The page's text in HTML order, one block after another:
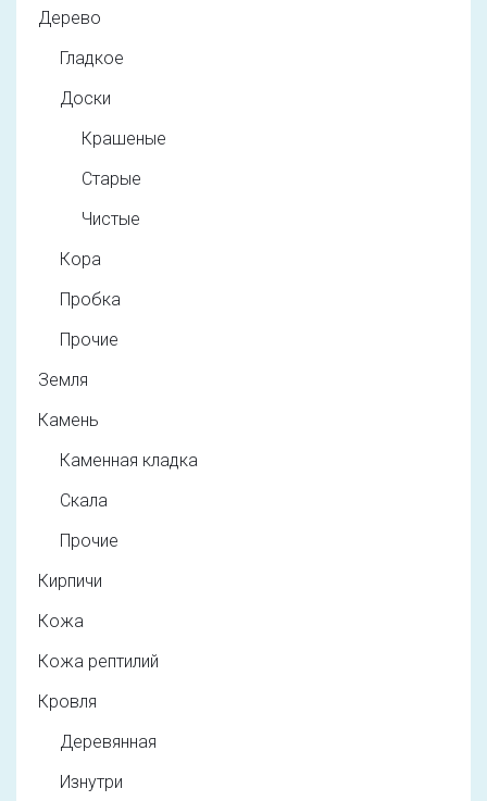
Дерево
Гладкое
Доски
Крашеные
Старые
Чистые
Кора
Пробка
Прочие
Земля
Камень
Каменная кладка
Скала
Прочие
Кирпичи
Кожа
Кожа рептилий
Кровля
Деревянная
Изнутри